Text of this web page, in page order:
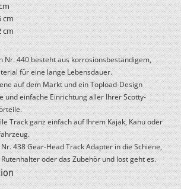
cm
cm
Nr. 440 besteht aus korrosionsbeständigem,
für eine lange Lebensdauer.
auf dem Markt und ein Topload-Design
und einfache Einrichtung aller Ihrer Scotty-
.
Track ganz einfach auf Ihrem Kajak, Kanu oder
438 Gear-Head Track Adapter in die Schiene,
oder das Zubehör und lost geht es.